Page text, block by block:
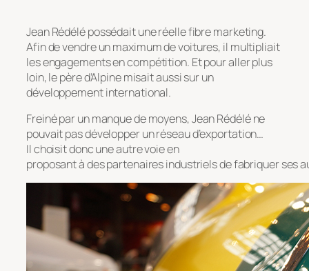
Jean Rédélé possédait une réelle fibre marketing.
Afin de vendre un maximum de voitures, il multipliait
les engagements en compétition. Et pour aller plus
loin, le père d’Alpine misait aussi sur un
développement international.
Freiné par un manque de moyens, Jean Rédélé ne
pouvait pas développer un réseau d’exportation…
Il choisit donc une autre voie en
proposant à des partenaires industriels de fabriquer ses